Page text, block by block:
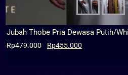
Jubah Thobe Pria Dewasa Putih/
Rp479.000 Rp455.000